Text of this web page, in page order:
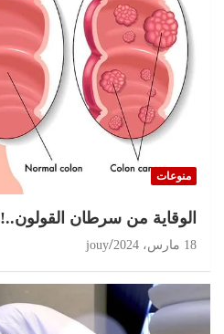
منوعات
الوقاية من سرطان القولون..!
18 مارس، 2024 jouy